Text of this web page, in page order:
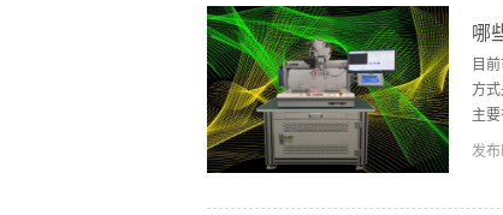
度
偏
器
哪
目
方
主
发布